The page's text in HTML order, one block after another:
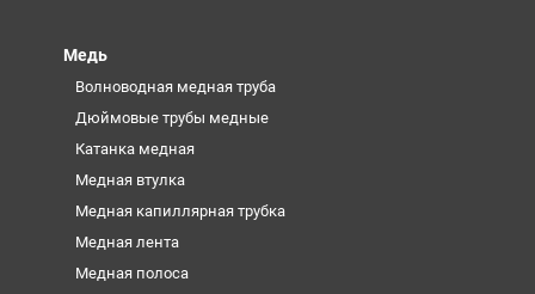
Медь
Волноводная медная труба
Дюймовые трубы медные
Катанка медная
Медная втулка
Медная капиллярная трубка
Медная лента
Медная полоса